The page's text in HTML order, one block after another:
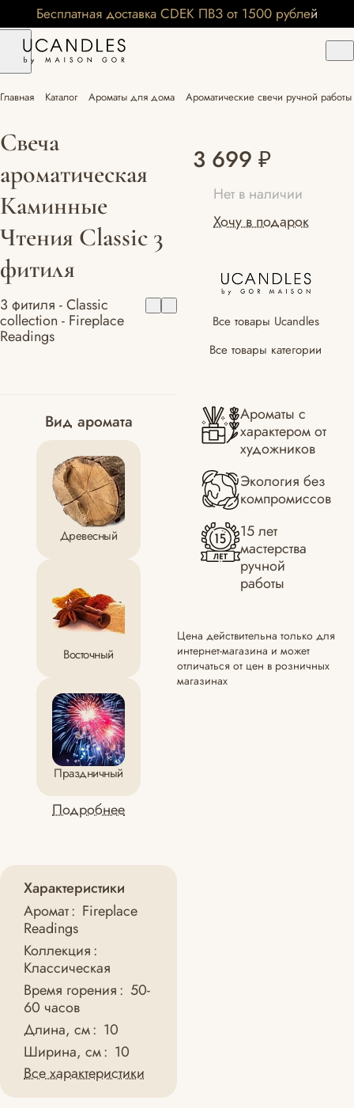
Бесплатная доставка CDEK ПВЗ от 1500 рублей
Главная Каталог Ароматы для дома Ароматические свечи ручной работы
Свеча
ароматическая
Каминные
Чтения Classic 3
фитиля
3 фитиля - Classic
collection - Fireplace
Readings
Вид аромата
Древесный
Восточный
Праздничный
Подробнее
Характеристики
Аромат: Fireplace
Readings
Коллекция:
Классическая
Время горения: 50-
60 часов
Длина, см: 10
Ширина, см: 10
Все характеристики
3 699 ₽
Нет в наличии
Хочу в подарок
Все товары Ucandles
Все товары категории
Ароматы с
характером от
художников
Экология без
компромиссов
15 лет
мастерства
ручной
работы
Цена действительна только для
интернет-магазина и может
отличаться от цен в розничных
магазинах